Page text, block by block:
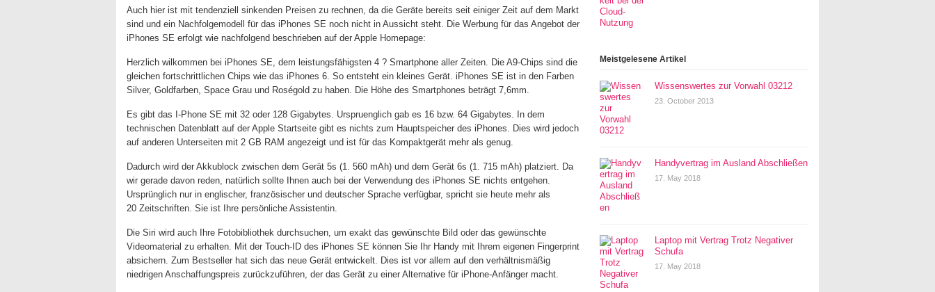
Auch hier ist mit tendenziell sinkenden Preisen zu rechnen, da die Geräte bereits seit einiger Zeit auf dem Markt
sind und ein Nachfolgemodell für das iPhones SE noch nicht in Aussicht steht. Die Werbung für das Angebot der
iPhones SE erfolgt wie nachfolgend beschrieben auf der Apple Homepage:
Herzlich wilkommen bei iPhones SE, dem leistungsfähigsten 4 ? Smartphone aller Zeiten. Die A9-Chips sind die
gleichen fortschrittlichen Chips wie das iPhones 6. So entsteht ein kleines Gerät. iPhones SE ist in den Farben
Silver, Goldfarben, Space Grau und Roségold zu haben. Die Höhe des Smartphones beträgt 7,6mm.
Es gibt das I-Phone SE mit 32 oder 128 Gigabytes. Urspruenglich gab es 16 bzw. 64 Gigabytes. In dem
technischen Datenblatt auf der Apple Startseite gibt es nichts zum Hauptspeicher des iPhones. Dies wird jedoch
auf anderen Unterseiten mit 2 GB RAM angezeigt und ist für das Kompaktgerät mehr als genug.
Dadurch wird der Akkublock zwischen dem Gerät 5s (1. 560 mAh) und dem Gerät 6s (1. 715 mAh) platziert. Da
wir gerade davon reden, natürlich sollte Ihnen auch bei der Verwendung des iPhones SE nichts entgehen.
Ursprünglich nur in englischer, französischer und deutscher Sprache verfügbar, spricht sie heute mehr als
20 Zeitschriften. Sie ist Ihre persönliche Assistentin.
Die Siri wird auch Ihre Fotobibliothek durchsuchen, um exakt das gewünschte Bild oder das gewünschte
Videomaterial zu erhalten. Mit der Touch-ID des iPhones SE können Sie Ihr Handy mit Ihrem eigenen Fingerprint
absichern. Zum Bestseller hat sich das neue Gerät entwickelt. Dies ist vor allem auf den verhältnismäßig
niedrigen Anschaffungspreis zurückzuführen, der das Gerät zu einer Alternative für iPhone-Anfänger macht.
Meistgelesene Artikel
Wissenswertes zur Vorwahl 03212
23. October 2013
Handyvertrag im Ausland Abschließen
17. May 2018
Laptop mit Vertrag Trotz Negativer
Schufa
17. May 2018